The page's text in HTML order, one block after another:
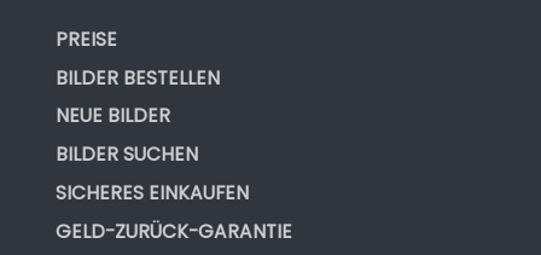
PREISE
BILDER BESTELLEN
NEUE BILDER
BILDER SUCHEN
SICHERES EINKAUFEN
GELD-ZURÜCK-GARANTIE